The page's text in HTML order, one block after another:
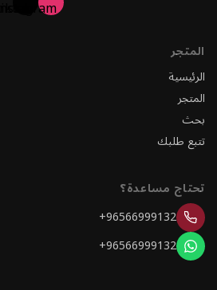
المتجر
الرئيسية
المتجر
بحث
تتبع طلبك
تحتاج مساعدة؟
+96566999132
+96566999132